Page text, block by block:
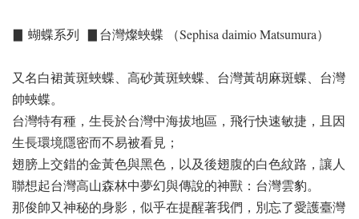
▊ 蝴蝶系列 ▊台灣燦蛺蝶 （Sephisa daimio Matsumura）
又名白裙黃斑蛺蝶、高砂黃斑蛺蝶、台灣黃胡麻斑蝶、台灣
帥蛺蝶。
台灣特有種，生長於台灣中海拔地區，飛行快速敏捷，且因
生長環境隱密而不易被看見；
翅膀上交錯的金黃色與黑色，以及後翅腹的白色紋路，讓人
聯想起台灣高山森林中夢幻與傳說的神獸：台灣雲豹。
那俊帥又神秘的身影，似乎在提醒著我們，別忘了愛護臺灣